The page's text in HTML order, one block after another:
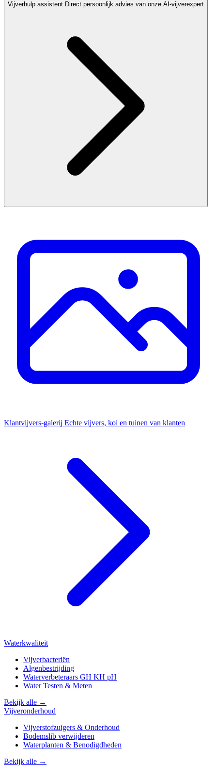
Vijverhulp assistent Direct persoonlijk advies van onze AI-vijverexpert
Klantvijvers-galerij Echte vijvers, koi en tuinen van klanten
Waterkwaliteit
Vijverbacteriën
Algenbestrijding
Waterverbeteraars GH KH pH
Water Testen & Meten
Bekijk alle →
Vijveronderhoud
Vijverstofzuigers & Onderhoud
Bodemslib verwijderen
Waterplanten & Benodigdheden
Bekijk alle →